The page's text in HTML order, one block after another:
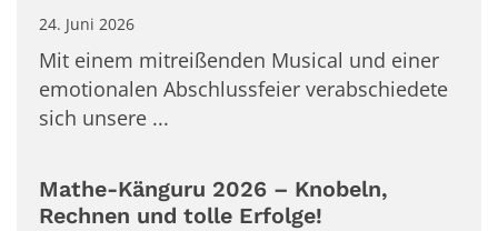
24. Juni 2026
Mit einem mitreißenden Musical und einer
emotionalen Abschlussfeier verabschiedete
sich unsere ...
Mathe-Känguru 2026 – Knobeln,
Rechnen und tolle Erfolge!